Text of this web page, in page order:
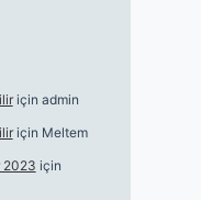
için admin
için Meltem
2023 için